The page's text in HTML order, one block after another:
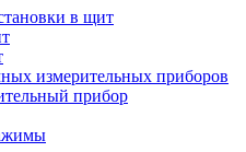
в щит
измерительных приборов
прибор